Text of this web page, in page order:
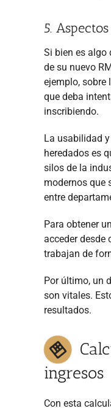
5.
Si bien es algo
de su nuevo
ejemplo, sobre
que deba
inscribiendo.
La usabilidad
heredados es
silos de la
modernos que
entre
Para obtener
acceder desde
trabajan de
Por último, un
son vitales.
resultados.
ingresos
Con esta